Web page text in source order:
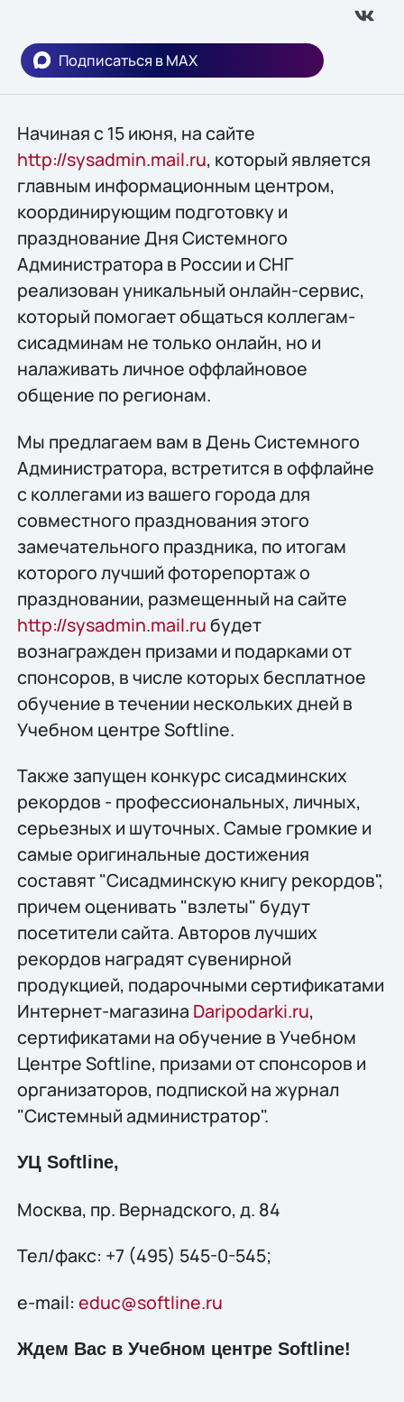
Подписаться в MAX
Начиная с 15 июня, на сайте
http://sysadmin.mail.ru, который является
главным информационным центром,
координирующим подготовку и
празднование Дня Системного
Администратора в России и СНГ
реализован уникальный онлайн-сервис,
который помогает общаться коллегам-
сисадминам не только онлайн, но и
налаживать личное оффлайновое
общение по регионам.
Мы предлагаем вам в День Системного
Администратора, встретится в оффлайне
с коллегами из вашего города для
совместного празднования этого
замечательного праздника, по итогам
которого лучший фоторепортаж о
праздновании, размещенный на сайте
http://sysadmin.mail.ruбудет
вознагражден призами и подарками от
спонсоров, в числе которых бесплатное
обучение в течении нескольких дней в
Учебном центре Softline.
Также запущен конкурс сисадминских
рекордов - профессиональных, личных,
серьезных и шуточных. Самые громкие и
самые оригинальные достижения
составят "Сисадминскую книгу рекордов",
причем оценивать "взлеты" будут
посетители сайта. Авторов лучших
рекордов наградят сувенирной
продукцией, подарочными сертификатами
Интернет-магазина Daripodarki.ru,
сертификатами на обучение в Учебном
Центре Softline, призами от спонсоров и
организаторов, подпиской на журнал
"Системный администратор".
УЦ Softline,
Москва, пр. Вернадского, д. 84
Тел/факс: +7 (495) 545-0-545;
e-mail: educ@softline.ru
Ждем Вас в Учебном центре Softline!